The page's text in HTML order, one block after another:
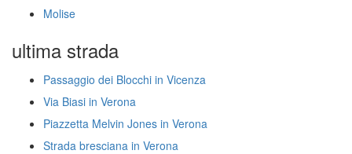
Molise
ultima strada
Passaggio dei Blocchi in Vicenza
Via Biasi in Verona
Piazzetta Melvin Jones in Verona
Strada bresciana in Verona